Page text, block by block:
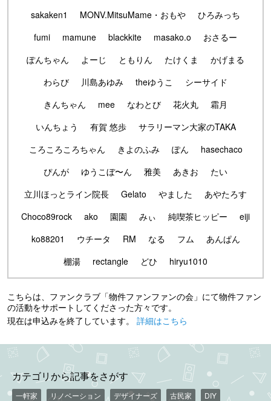
sakaken1
MONV.MitsuMame・おもや
ひろみっち
fumi
mamune blackkite masako.o
おさるー
ぽんちゃん
よーじ ともりん たけくま
かげまる
わらび
川島あゆみ theゆうこ
シーサイド
きんちゃん
mee なわとび 花火丸
霜月
いんちょう
有賀 悠歩
サラリーマン大家のTAKA
ころころころちゃん
きよのふみ ぽん
hasechaco
ぴんが
ゆうこぼ〜ん 雅美 あきお
たい
立川ほっとライン院長
Gelato やました
あやたろす
Choco89rock
ako 園園 みぃ 純喫茶ヒッピー
eiji
ko88201
ウチータ RM なる フム
あんぱん
棚湯
rectangle どひ hiryu1010
こちらは、ファンクラブ「物件ファンファンの会」にて物件ファン
の活動をサポートしてくださった方々です。
現在は申込みを終了しています。 詳細はこちら
カテゴリから記事をさがす
一軒家 リノベーション デザイナーズ 古民家
DIY